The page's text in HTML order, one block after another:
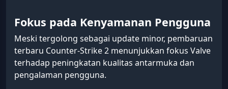
Fokus pada Kenyamanan Pengguna
Meski tergolong sebagai update minor, pembaruan
terbaru Counter-Strike 2 menunjukkan fokus Valve
terhadap peningkatan kualitas antarmuka dan
pengalaman pengguna.